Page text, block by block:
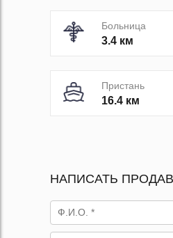
Больница
3.4 км
Пристань
16.4 км
НАПИСАТЬ